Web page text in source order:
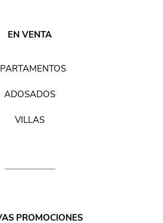
EN VENTA
ADOSADOS
VILLAS
PROMOCIONES